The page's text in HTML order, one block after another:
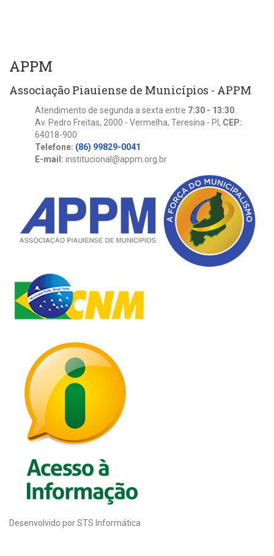
APPM
Associação Piauiense de Municípios - APPM
Atendimento de segunda a sexta entre 7:30 - 13:30
Av. Pedro Freitas, 2000 - Vermelha, Teresina - PI, CEP:
64018-900
Telefone: (86) 99829-0041
E-mail: institucional@appm.org.br
Desenvolvido por STS Informática